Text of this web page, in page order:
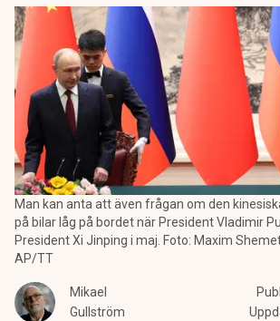
Man kan anta att även frågan om den
på bilar låg på bordet när President Vladimir
President Xi Jinping i maj. Foto: Maxim
AP/TT
Mikael
Gullström